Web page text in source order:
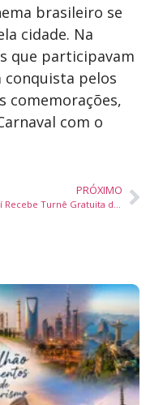
brasileiro se
cidade. Na
que participavam
conquista pelos
comemorações,
com o
PRÓXIMO
Itajaí Recebe Turnê Gratuita de Gustavo Bardim, Campeão do The Voice Kids, e Duo Viocello